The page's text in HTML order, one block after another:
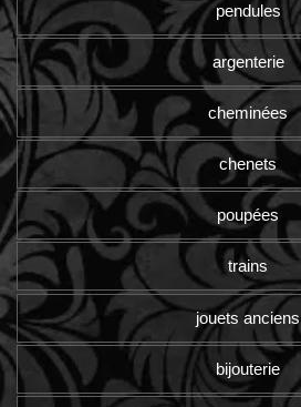
pendules
argenterie
cheminées
chenets
poupées
trains
jouets anciens
bijouterie